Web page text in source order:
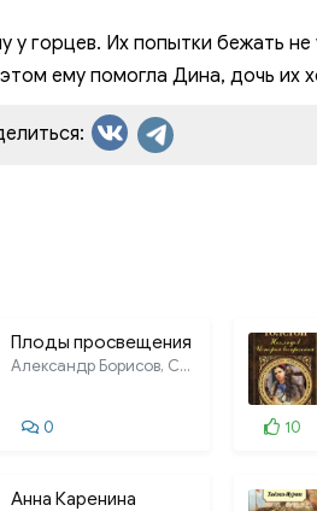
горцев. Их попытки бежать не
ему помогла Дина, дочь их
Плоды просвещения
Александр Борисов, Сергей Паршин,
0
10
Анна Каренина